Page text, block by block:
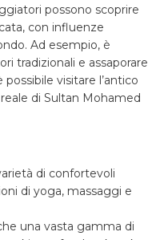
possono scoprire
con influenze
Ad esempio, è
tradizionali e assaporare
visitare l’antico
di Sultan Mohamed
di confortevoli
di yoga, massaggi e
una vasta gamma di